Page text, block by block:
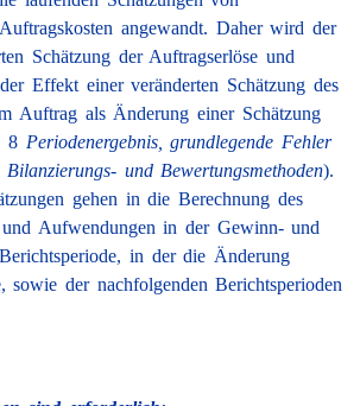
angewandt. Daher wird der
Schätzung der Auftragserlöse und
Effekt einer veränderten Schätzung des
Auftrag als Änderung einer Schätzung
8 Periodenergebnis, grundlegende Fehler
und Bewertungsmethoden).
gehen in die Berechnung des
Aufwendungen in der Gewinn- und
in der die Änderung
sowie der nachfolgenden Berichtsperioden